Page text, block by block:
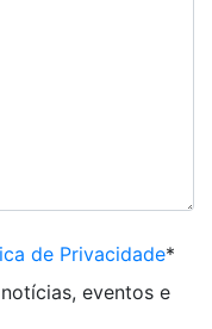
de Privacidade*
eventos e